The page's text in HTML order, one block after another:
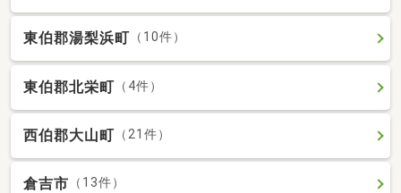
東伯郡湯梨浜町 （10件）
東伯郡北栄町 （4件）
西伯郡大山町 （21件）
倉吉市 （13件）